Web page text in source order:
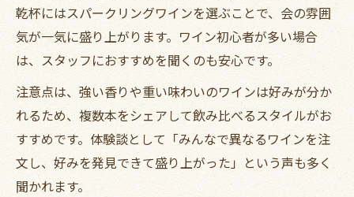
乾杯にはスパークリングワインを選ぶことで、会の雰囲
気が一気に盛り上がります。ワイン初心者が多い場合
は、スタッフにおすすめを聞くのも安心です。
注意点は、強い香りや重い味わいのワインは好みが分か
れるため、複数本をシェアして飲み比べるスタイルがお
すすめです。体験談として「みんなで異なるワインを注
文し、好みを発見できて盛り上がった」という声も多く
聞かれます。